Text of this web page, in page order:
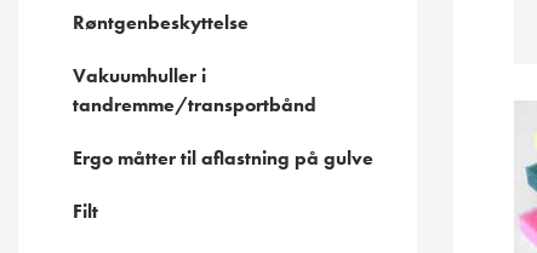
Røntgenbeskyttelse
Vakuumhuller i
tandremme/transportbånd
Ergo måtter til aflastning på gulve
Filt